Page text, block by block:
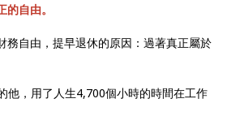
自由。
自由，提早退休的原因：過著真正屬於
他，用了人生4,700個小時的時間在工作